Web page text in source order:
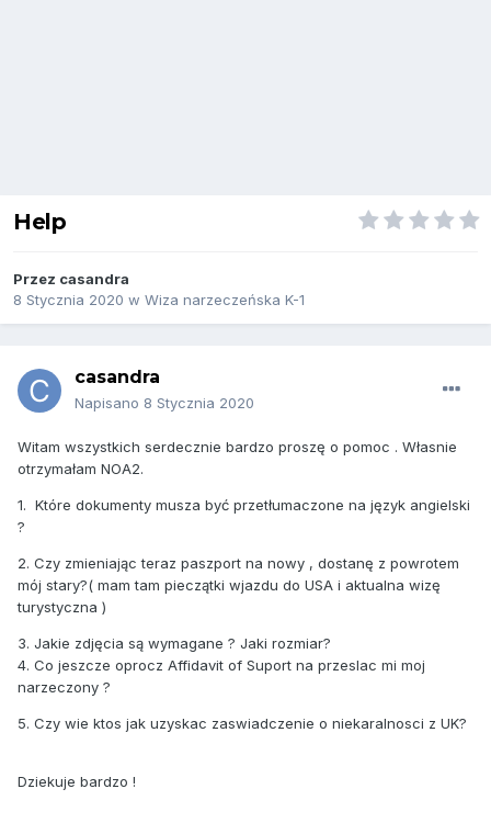
Help
Przez casandra
8 Stycznia 2020 w Wiza narzeczeńska K-1
casandra
Napisano 8 Stycznia 2020
Witam wszystkich serdecznie bardzo proszę o pomoc . Własnie
otrzymałam NOA2.
1. Które dokumenty musza być przetłumaczone na język angielski
?
2. Czy zmieniając teraz paszport na nowy , dostanę z powrotem
mój stary?( mam tam pieczątki wjazdu do USA i aktualna wizę
turystyczna )
3. Jakie zdjęcia są wymagane ? Jaki rozmiar?
4. Co jeszcze oprocz Affidavit of Suport na przeslac mi moj
narzeczony ?
5. Czy wie ktos jak uzyskac zaswiadczenie o niekaralnosci z UK?
Dziekuje bardzo !